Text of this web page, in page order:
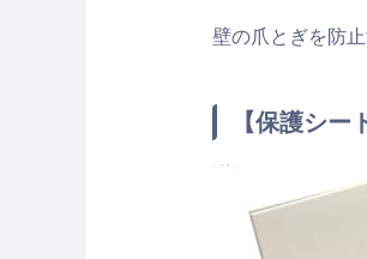
壁の爪とぎを防
【保護シー